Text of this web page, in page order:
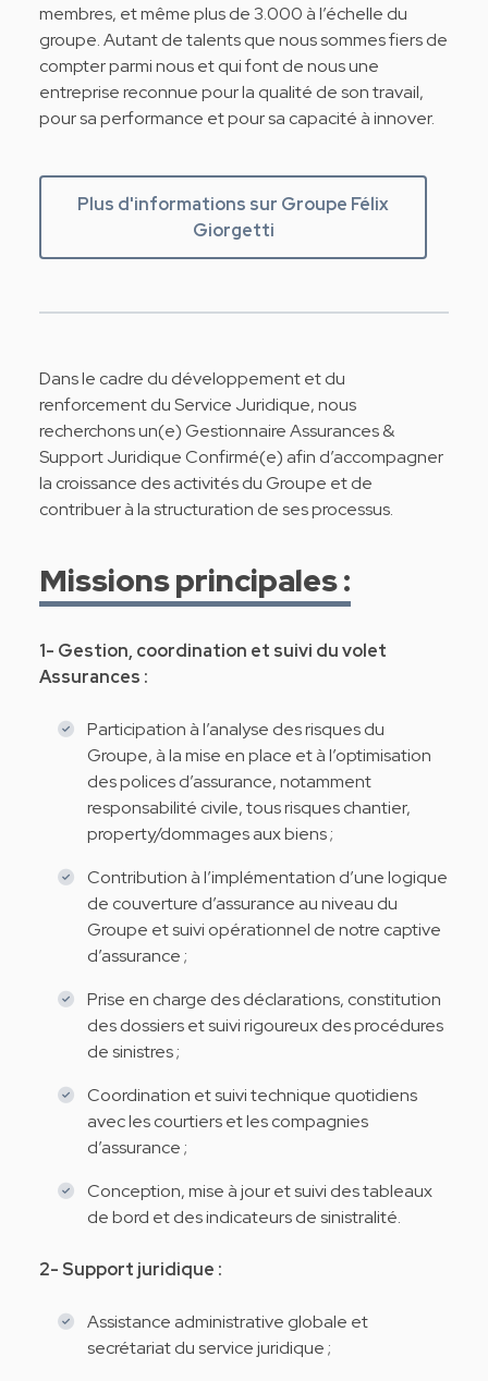
membres, et même plus de 3.000 à l’échelle du
groupe. Autant de talents que nous sommes fiers de
compter parmi nous et qui font de nous une
entreprise reconnue pour la qualité de son travail,
pour sa performance et pour sa capacité à innover.
Plus d'informations sur Groupe Félix
Giorgetti
Dans le cadre du développement et du
renforcement du Service Juridique, nous
recherchons un(e) Gestionnaire Assurances &
Support Juridique Confirmé(e) afin d’accompagner
la croissance des activités du Groupe et de
contribuer à la structuration de ses processus.
Missions principales :
1- Gestion, coordination et suivi du volet
Assurances :
Participation à l’analyse des risques du
Groupe, à la mise en place et à l’optimisation
des polices d’assurance, notamment
responsabilité civile, tous risques chantier,
property/dommages aux biens ;
Contribution à l’implémentation d’une logique
de couverture d’assurance au niveau du
Groupe et suivi opérationnel de notre captive
d’assurance ;
Prise en charge des déclarations, constitution
des dossiers et suivi rigoureux des procédures
de sinistres ;
Coordination et suivi technique quotidiens
avec les courtiers et les compagnies
d’assurance ;
Conception, mise à jour et suivi des tableaux
de bord et des indicateurs de sinistralité.
2- Support juridique :
Assistance administrative globale et
secrétariat du service juridique ;